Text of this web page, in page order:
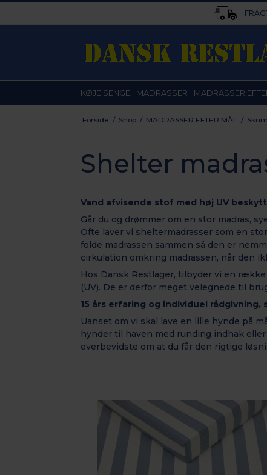
KØJE SENGE MADRASSER MADRASSER
Forside / Shop / MADRASSER EFTER MÅL /
Shelter
Vand afvisende stof med høj UV
Går du og drømmer om en stor madras,
Ofte laver vi sheltermadrasser som en
folde madrassen sammen så den er
cirkulation omkring madrassen, når den
Hos Dansk Restlager, tilbyder vi en
(UV). De er derfor meget velegnede til
15 års erfaring og individuel
Uanset om vi skal lave en lille hynde på
hynder til haven med runding indhak
overbevidste om at du får den rigtige